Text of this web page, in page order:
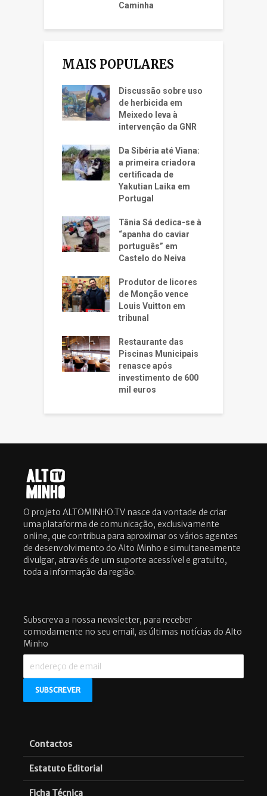
Caminha
MAIS POPULARES
Discussão sobre uso
de herbicida em
Meixedo leva à
intervenção da GNR
Da Sibéria até Viana:
a primeira criadora
certificada de
Yakutian Laika em
Portugal
Tânia Sá dedica-se à
“apanha do caviar
português” em
Castelo do Neiva
Produtor de licores
de Monção vence
Louis Vuitton em
tribunal
Restaurante das
Piscinas Municipais
renasce após
investimento de 600
mil euros
O projeto ALTOMINHO.TV nasce da vontade de criar
uma plataforma de comunicação, exclusivamente
online, que contribua para aproximar os vários agentes
de desenvolvimento do Alto Minho e simultaneamente
divulgar, através de um suporte acessível e gratuito,
toda a informação da região.
Subscreva a nossa newsletter, para receber
comodamente no seu email, as últimas notícias do Alto
Minho
Contactos
Estatuto Editorial
Ficha Técnica